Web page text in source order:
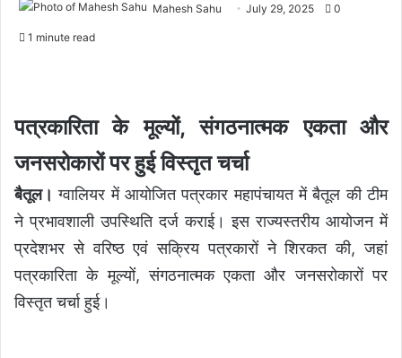
Mahesh Sahu July 29, 2025 0
1 minute read
पत्रकारिता के मूल्यों, संगठनात्मक एकता और
जनसरोकारों पर हुई विस्तृत चर्चा
बैतूल। ग्वालियर में आयोजित पत्रकार महापंचायत में बैतूल की टीम
ने प्रभावशाली उपस्थिति दर्ज कराई। इस राज्यस्तरीय आयोजन में
प्रदेशभर से वरिष्ठ एवं सक्रिय पत्रकारों ने शिरकत की, जहां
पत्रकारिता के मूल्यों, संगठनात्मक एकता और जनसरोकारों पर
विस्तृत चर्चा हुई।